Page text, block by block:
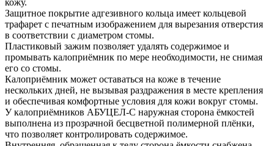
кожу.
Защитное покрытие адгезивного кольца имеет кольцевой
трафарет с печатным изображением для вырезания отверстия
в соответствии с диаметром стомы.
Пластиковый зажим позволяет удалять содержимое и
промывать калоприёмник по мере необходимости, не снимая
его со стомы.
Калоприёмник может оставаться на коже в течение
нескольких дней, не вызывая раздражения в месте крепления
и обеспечивая комфортные условия для кожи вокруг стомы.
У калоприёмников АБУЦЕЛ-С наружная сторона ёмкостей
выполнена из прозрачной бесцветной полимерной плёнки,
что позволяет контролировать содержимое.